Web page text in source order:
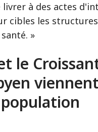
livrer à des actes
cibles les
»
le